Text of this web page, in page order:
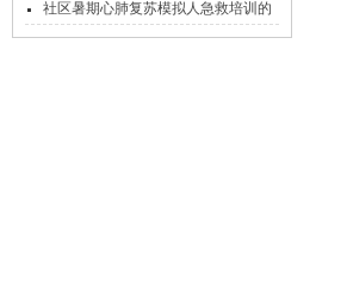
社区暑期心肺复苏模拟人急救培训的
意义